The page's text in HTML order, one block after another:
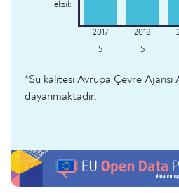
eksik
5 5
*Su kalitesi Avrupa Çevre Ajansı
dayanmaktadır.